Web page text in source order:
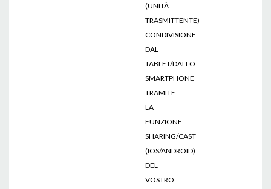
(UNITÀ
TRASMITTENTE)
CONDIVISIONE
DAL
TABLET/DALLO
SMARTPHONE
TRAMITE
LA
FUNZIONE
SHARING/CAST
(IOS/ANDROID)
DEL
VOSTRO